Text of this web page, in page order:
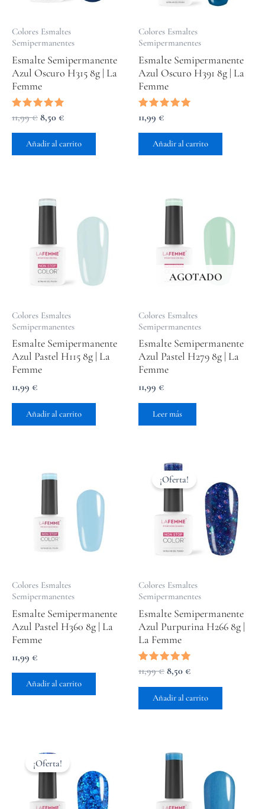
Colores Esmaltes
Semipermanentes
Esmalte Semipermanente
Azul Oscuro H315 8g | La
Femme
Valorado
con
5.00
de 5
11,99€ 8,50 €
Añadir al carrito
Colores Esmaltes
Semipermanentes
Esmalte Semipermanente
Azul Oscuro H391 8g | La
Femme
Valorado
con
5.00
de 5
11,99 €
Añadir al carrito
Colores Esmaltes
Semipermanentes
Esmalte Semipermanente
Azul Pastel H115 8g | La
Femme
11,99 €
Añadir al carrito
AGOTADO
Colores Esmaltes
Semipermanentes
Esmalte Semipermanente
Azul Pastel H279 8g | La
Femme
11,99 €
Leer más
Colores Esmaltes
Semipermanentes
Esmalte Semipermanente
Azul Pastel H360 8g | La
Femme
11,99 €
Añadir al carrito
¡Oferta!
Colores Esmaltes
Semipermanentes
Esmalte Semipermanente
Azul Purpurina H266 8g |
La Femme
Valorado
con
5.00
de 5
11,99€
El
precio
original
11,99 €.
8,50 €
actual
8,50 €.
Añadir al carrito
¡Oferta!
precio
original
11,99 €.
actual
8,50 €.